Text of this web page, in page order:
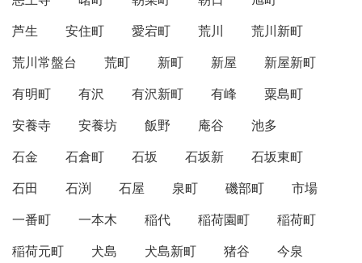
芦生
安住町 愛宕町 荒川
荒川新町
荒川常盤台
荒町 新町 新屋
新屋新町
有明町
有沢 有沢新町 有峰
粟島町
安養寺
安養坊 飯野 庵谷
池多
石金
石倉町 石坂 石坂新
石坂東町
石田
石渕 石屋 泉町 磯部町
市場
一番町
一本木 稲代 稲荷園町
稲荷町
稲荷元町
犬島 犬島新町 猪谷
今泉